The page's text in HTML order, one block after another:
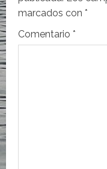
i
ó
marcados con *
Comentario *